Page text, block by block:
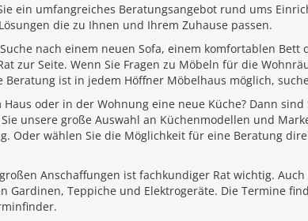
ein umfangreiches Beratungsangebot rund ums
die zu Ihnen und Ihrem Zuhause passen.
nach einem neuen Sofa, einem komfortablen
zur Seite. Wenn Sie Fragen zu Möbeln für die
Beratung ist in jedem Höffner Möbelhaus möglich,
oder in der Wohnung eine neue Küche? Dann
unsere große Auswahl an Küchenmodellen und
Oder wählen Sie die Möglichkeit für eine Beratung
Anschaffungen ist fachkundiger Rat wichtig.
Gardinen, Teppiche und Elektrogeräte. Die Termine